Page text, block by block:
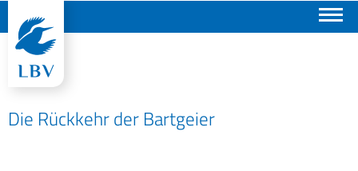
Die Rückkehr der Bartgeier